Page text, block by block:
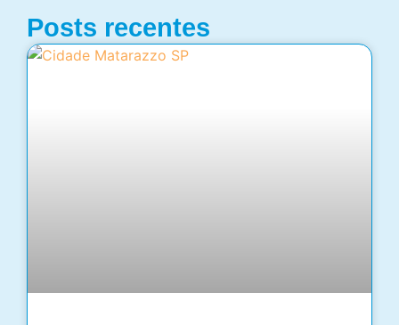
Posts recentes